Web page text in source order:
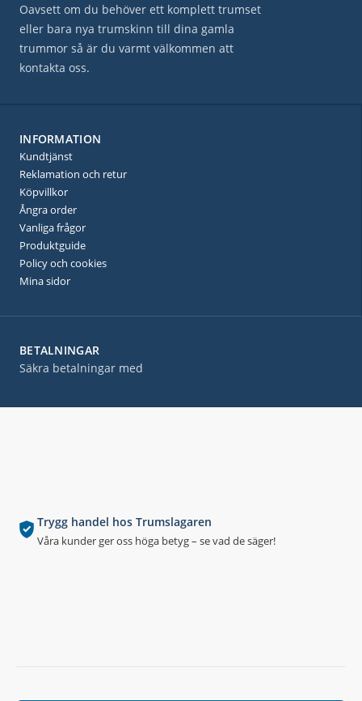
Trygg handel hos Trumslagaren
Våra kunder ger oss höga betyg – se vad de säger!
BETALNINGAR
Säkra betalningar med
Oavsett om du behöver ett komplett trumset
eller bara nya trumskinn till dina gamla
trummor så är du varmt välkommen att
kontakta oss.
INFORMATION
Kundtjänst
Reklamation och retur
Köpvillkor
Ångra order
Vanliga frågor
Produktguide
Policy och cookies
Mina sidor